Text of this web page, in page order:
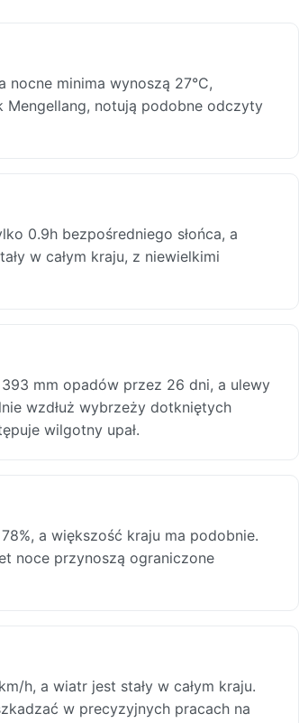
nocne minima wynoszą 27°C,
Mengellang, notują podobne odczyty
0.9h bezpośredniego słońca, a
w całym kraju, z niewielkimi
mm opadów przez 26 dni, a ulewy
wzdłuż wybrzeży dotkniętych
wilgotny upał.
a większość kraju ma podobnie.
noce przynoszą ograniczone
h, a wiatr jest stały w całym kraju.
w precyzyjnych pracach na